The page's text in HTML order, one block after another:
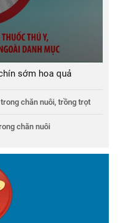
sớm hoa quả
chăn nuôi, trồng trọt
chăn nuôi